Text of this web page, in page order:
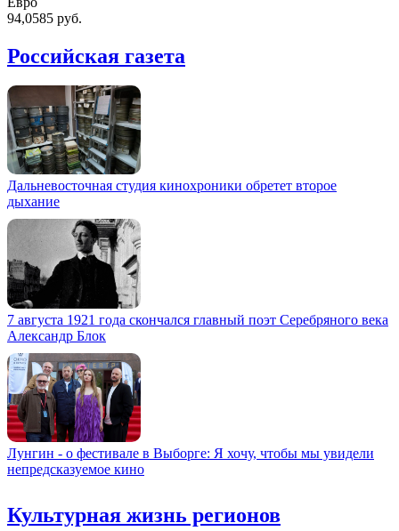
94,0585 руб.
Российская газета
Дальневосточная студия кинохроники обретет второе
дыхание
7 августа 1921 года скончался главный поэт Серебряного века
Александр Блок
Лунгин - о фестивале в Выборге: Я хочу, чтобы мы увидели
непредсказуемое кино
Культурная жизнь регионов